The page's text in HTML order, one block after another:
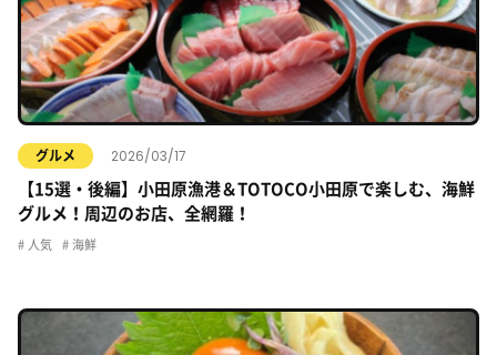
グルメ 2026/03/17
【15選・後編】小田原漁港＆TOTOCO小田原で楽しむ、海鮮
グルメ！周辺のお店、全網羅！
人気 海鮮